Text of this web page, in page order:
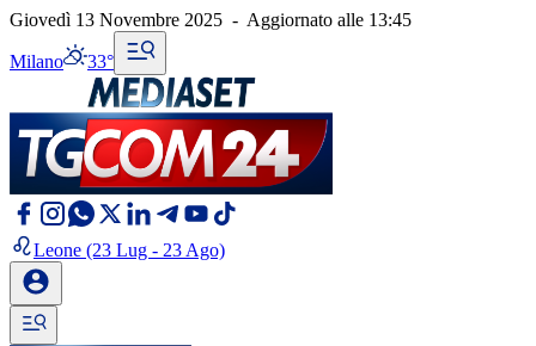
Giovedì 13 Novembre 2025 - Aggiornato alle 13:45
Milano 33°
Leone (23 Lug - 23 Ago)